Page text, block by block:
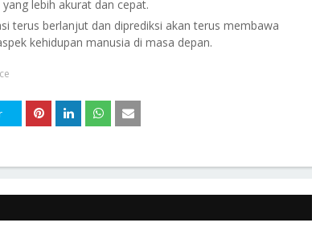
lebih akurat dan cepat.
terus berlanjut dan diprediksi akan terus membawa
kehidupan manusia di masa depan.